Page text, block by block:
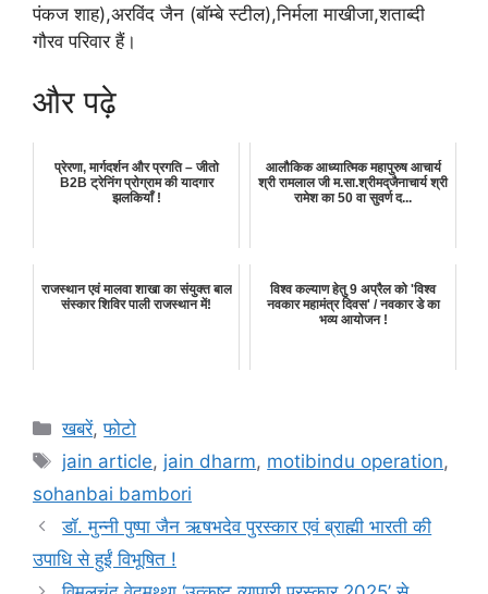
पंकज शाह),अरविंद जैन (बॉम्बे स्टील),निर्मला माखीजा,शताब्दी
गौरव परिवार हैं।
और पढ़े
प्रेरणा, मार्गदर्शन और प्रगति – जीतो
B2B ट्रेनिंग प्रोग्राम की यादगार
झलकियाँ !
आलौकिक आध्यात्मिक महापुरुष आचार्य
श्री रामलाल जी म.सा.श्रीमद्‌जैनाचार्य श्री
रामेश का 50 वा सुवर्ण द...
राजस्थान एवं मालवा शाखा का संयुक्त बाल
संस्कार शिविर पाली राजस्थान में!
विश्व कल्याण हेतु 9 अप्रैल को 'विश्व
नवकार महामंत्र दिवस' / नवकार डे का
भव्य आयोजन !
Categories
खबरें,फोटो
Tags
jain article, jain dharm, motibindu operation,
sohanbai bambori
डॉ. मुन्नी पुष्पा जैन ऋषभदेव पुरस्कार एवं ब्राह्मी भारती की
उपाधि से हुईं विभूषित !